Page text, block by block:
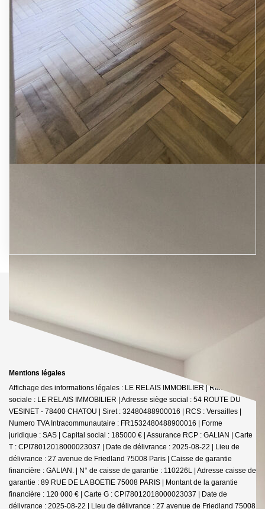
Mentions légales
Affichage des informations légales : LE RELAIS IMMOBILIER | Raison
sociale : LE RELAIS IMMOBILIER | Adresse siège social : 54 ROUTE DU
VESINET - 78400 CHATOU | Siret : 32480488900016 | RCS : Versailles |
Numero TVA Intracommunautaire : FR1532480488900016 | Forme
juridique : SAS | Capital social : 185000 € | Assurance RCP : GALIAN | Carte
T : CPI78012018000023037 | Date de délivrance : 2025-08-22 | Lieu de
délivrance : 27 avenue de Friedland 75008 Paris | Caisse de garantie
financière : GALIAN. | N° de caisse de garantie : 110226L | Adresse caisse de
garantie : 89 RUE DE LA BOETIE 75008 PARIS | Montant de la garantie
financière : 120 000 € | Carte G : CPI78012018000023037 | Date de
délivrance : 2025-08-22 | Lieu de délivrance : 27 avenue de Friedland 75008